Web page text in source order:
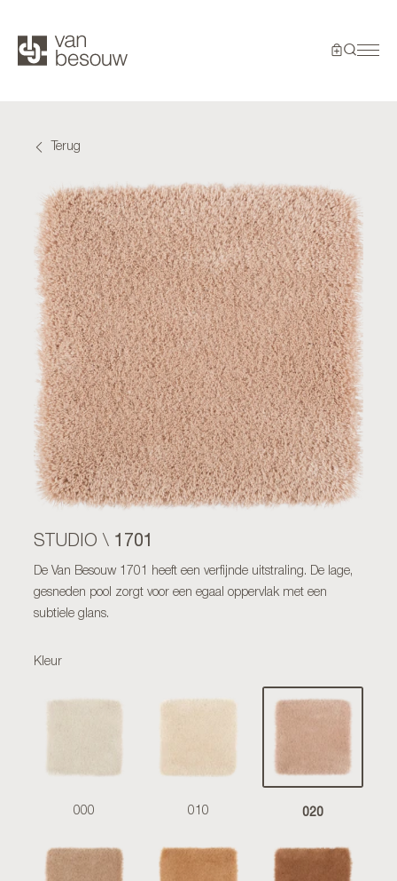
Terug
STUDIO \ 1701
De Van Besouw 1701 heeft een verfijnde uitstraling. De lage,
gesneden pool zorgt voor een egaal oppervlak met een
subtiele glans.
Kleur
000 010 020